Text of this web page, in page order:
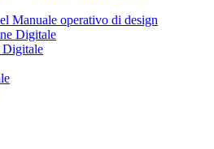
Manuale operativo di design
Digitale